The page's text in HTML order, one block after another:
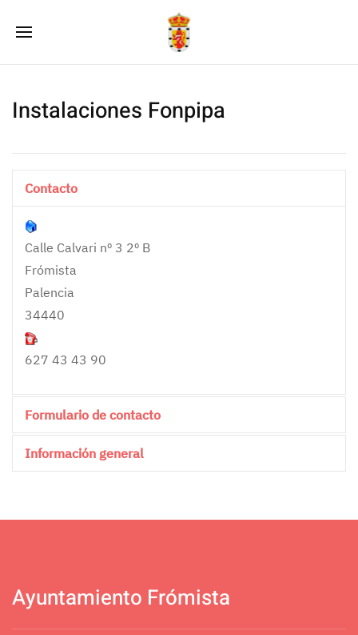
Instalaciones Fonpipa
Contacto
Calle Calvari nº 3 2º B
Frómista
Palencia
34440
627 43 43 90
Formulario de contacto
Correo electrónico*
Información general
Ayuntamiento Frómista